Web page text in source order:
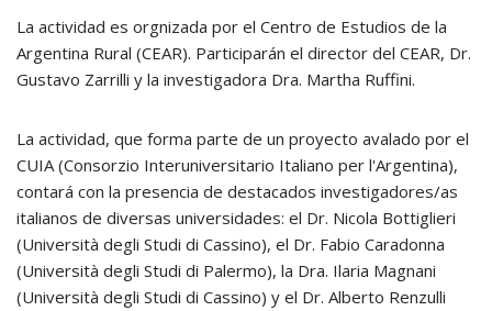
La actividad es orgnizada por el Centro de Estudios de la
Argentina Rural (CEAR). Participarán el director del CEAR, Dr.
Gustavo Zarrilli y la investigadora Dra. Martha Ruffini.
La actividad, que forma parte de un proyecto avalado por el
CUIA (Consorzio Interuniversitario Italiano per l'Argentina),
contará con la presencia de destacados investigadores/as
italianos de diversas universidades: el Dr. Nicola Bottiglieri
(Università degli Studi di Cassino), el Dr. Fabio Caradonna
(Università degli Studi di Palermo), la Dra. Ilaria Magnani
(Università degli Studi di Cassino) y el Dr. Alberto Renzulli